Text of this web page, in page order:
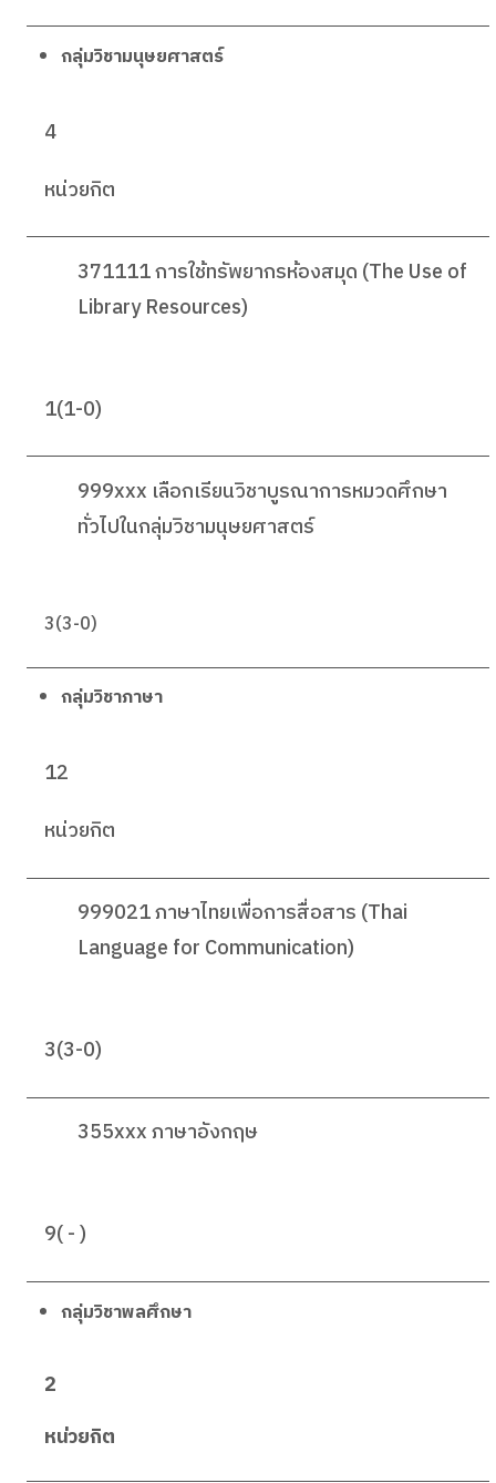
กลุ่มวิชามนุษยศาสตร์
4
หน่วยกิต
371111 การใช้ทรัพยากรห้องสมุด (The Use of
Library Resources)
1(1-0)
999xxx เลือกเรียนวิชาบูรณาการหมวดศึกษา
ทั่วไปในกลุ่มวิชามนุษยศาสตร์
3(3-0)
กลุ่มวิชาภาษา
12
หน่วยกิต
999021 ภาษาไทยเพื่อการสื่อสาร (Thai
Language for Communication)
3(3-0)
355xxx ภาษาอังกฤษ
9( - )
กลุ่มวิชาพลศึกษา
2
หน่วยกิต